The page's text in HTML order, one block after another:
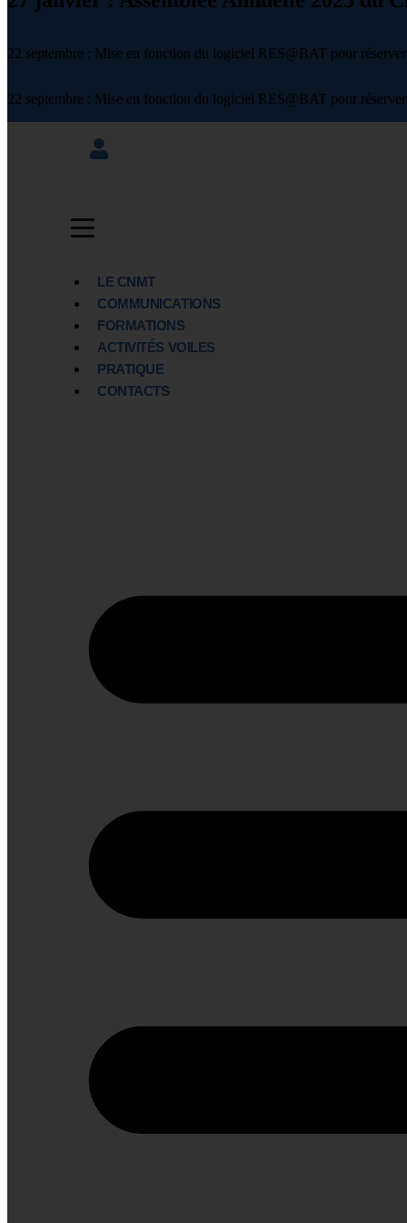
22 septembre : Mise en fonction du logiciel RES@BAT pour
22 septembre : Mise en fonction du logiciel RES@BAT pour
LE CNMT
COMMUNICATIONS
FORMATIONS
ACTIVITÉS VOILES
PRATIQUE
CONTACTS